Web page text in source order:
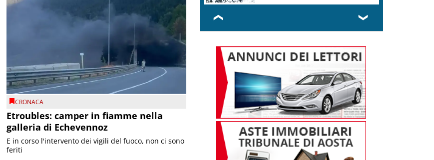
CRONACA
Etroubles: camper in fiamme nella
galleria di Echevennoz
E in corso l'intervento dei vigili del fuoco, non ci sono
feriti
❮ ❯